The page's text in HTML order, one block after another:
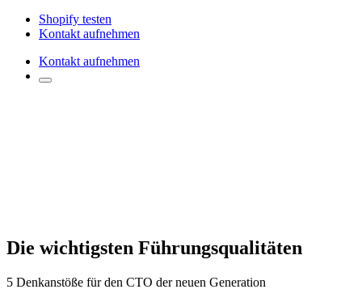
Shopify testen
Kontakt aufnehmen
Kontakt aufnehmen
Die wichtigsten Führungsqualitäten
5 Denkanstöße für den CTO der neuen Generation